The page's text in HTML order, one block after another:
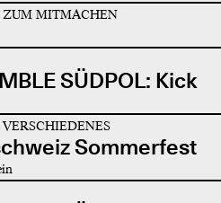
ZUM MITMACHEN
SÜDPOL: Kick
Sommerfest